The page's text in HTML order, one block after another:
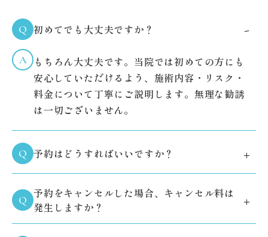
Q 初めてでも大丈夫ですか？ -
A
もちろん大丈夫です。当院では初めての方にも
安心していただけるよう、施術内容・リスク・
料金について丁寧にご説明します。無理な勧誘
は一切ございません。
Q 予約はどうすればいいですか？ +
Q 予約をキャンセルした場合、キャンセル料は
発生しますか？
+